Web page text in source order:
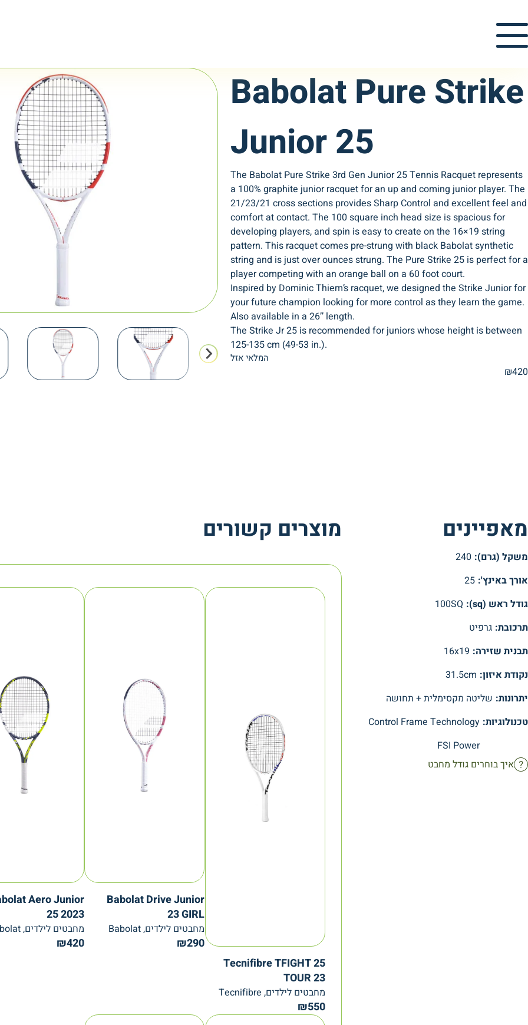
Babolat Pure Strike
Junior 25
The Babolat Pure Strike 3rd Gen Junior 25 Tennis Racquet represents
a 100% graphite junior racquet for an up and coming junior player. The
21/23/21 cross sections provides Sharp Control and excellent feel and
comfort at contact. The 100 square inch head size is spacious for
developing players, and spin is easy to create on the 16×19 string
pattern. This racquet comes pre-strung with black Babolat synthetic
string and is just over ounces strung. The Pure Strike 25 is perfect for a
player competing with an orange ball on a 60 foot court.
Inspired by Dominic Thiem’s racquet, we designed the Strike Junior for
your future champion looking for more control as they learn the game.
Also available in a 26’’ length.
The Strike Jr 25 is recommended for juniors whose height is between
125-135 cm (49-53 in.).
המלאי אזל
₪420
מאפיינים
משקל (גרם): 240
אורך באינץ': 25
גודל ראש (sq):
100SQ
תרכובת: גרפיט
תבנית שזירה: 16x19
נקודת איזון: 31.5cm
יתרונות: שליטה מקסימלית + תחושה
טכנולוגיות: Control Frame Technology
FSI Power
איך בוחרים גודל מחבט
מוצרים קשורים
Tecnifibre TFIGHT 25
TOUR 23
מחבטים לילדים, Tecnifibre
₪550
Babolat Drive Junior
23 GIRL
מחבטים לילדים, Babolat
₪290
Aero Junior
25 2023
מחבטים לילדים, Babolat
₪420